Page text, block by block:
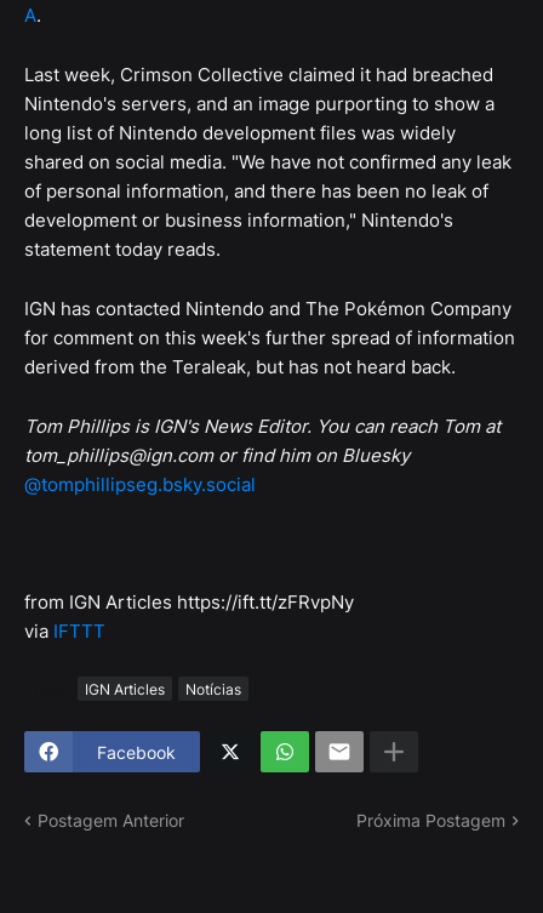
A.
Last week, Crimson Collective claimed it had breached
Nintendo's servers, and an image purporting to show a
long list of Nintendo development files was widely
shared on social media. "We have not confirmed any leak
of personal information, and there has been no leak of
development or business information," Nintendo's
statement today reads.
IGN has contacted Nintendo and The Pokémon Company
for comment on this week's further spread of information
derived from the Teraleak, but has not heard back.
Tom Phillips is IGN's News Editor. You can reach Tom at
tom_phillips@ign.com or find him on Bluesky
@tomphillipseg.bsky.social
from IGN Articles https://ift.tt/zFRvpNy
via IFTTT
IGN Articles Notícias
Facebook
Postagem Anterior Próxima Postagem